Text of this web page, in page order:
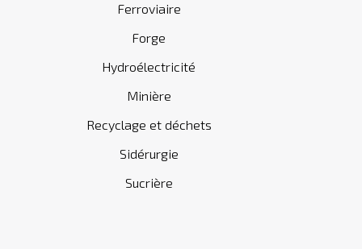
Ferroviaire
Forge
Hydroélectricité
Minière
Recyclage et déchets
Sidérurgie
Sucrière